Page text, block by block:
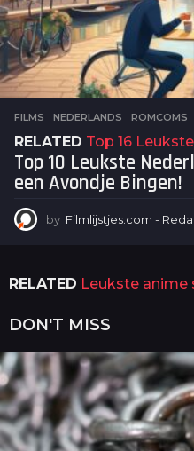
FILMS NEDERLANDS ,ROMCOMS
RELATED Top 16
Top 10 Leukste
een Avondje Bingen!
by Filmlijstjes.com -
RELATED Leukste anime
DON'T MISS